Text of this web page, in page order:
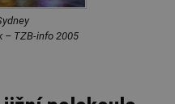
– TZB-info 2005